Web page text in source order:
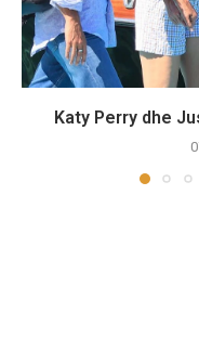
Katy Perry dhe